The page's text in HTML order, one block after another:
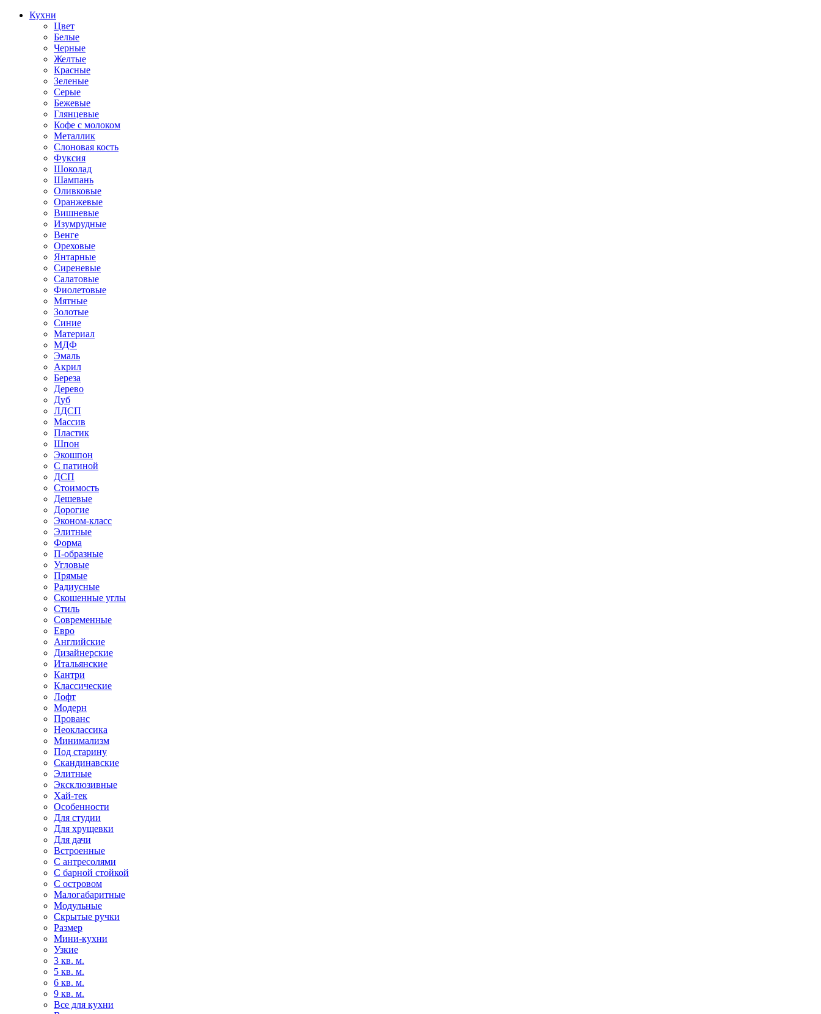
Кухни
Цвет
Белые
Черные
Желтые
Красные
Зеленые
Серые
Бежевые
Глянцевые
Кофе с молоком
Металлик
Слоновая кость
Фуксия
Шоколад
Шампань
Оливковые
Оранжевые
Вишневые
Изумрудные
Венге
Ореховые
Янтарные
Сиреневые
Салатовые
Фиолетовые
Мятные
Золотые
Синие
Материал
МДФ
Эмаль
Акрил
Береза
Дерево
Дуб
ЛДСП
Массив
Пластик
Шпон
Экошпон
С патиной
ДСП
Стоимость
Дешевые
Дорогие
Эконом-класс
Элитные
Форма
П-образные
Угловые
Прямые
Радиусные
Скошенные углы
Стиль
Современные
Евро
Английские
Дизайнерские
Итальянские
Кантри
Классические
Лофт
Модерн
Прованс
Неоклассика
Минимализм
Под старину
Скандинавские
Элитные
Эксклюзивные
Хай-тек
Особенности
Для студии
Для хрущевки
Для дачи
Встроенные
С антресолями
С барной стойкой
С островом
Малогабаритные
Модульные
Скрытые ручки
Размер
Мини-кухни
Узкие
3 кв. м.
5 кв. м.
6 кв. м.
9 кв. м.
Все для кухни